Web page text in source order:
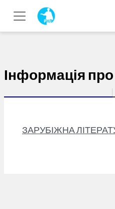
// Add the new slick-theme.css if
Перейти до головного вмісту
Бокова панель
Інформація
ЗАРУБІЖНА